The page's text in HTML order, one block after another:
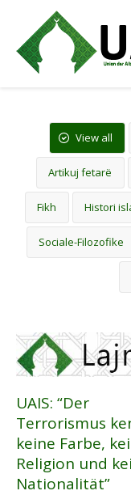
View all
Artikuj fetarë
Fikh Histori
Sociale-Filozofike
UAIS: “Der
Terrorismus
keine Farbe,
Religion und
Nationalität”